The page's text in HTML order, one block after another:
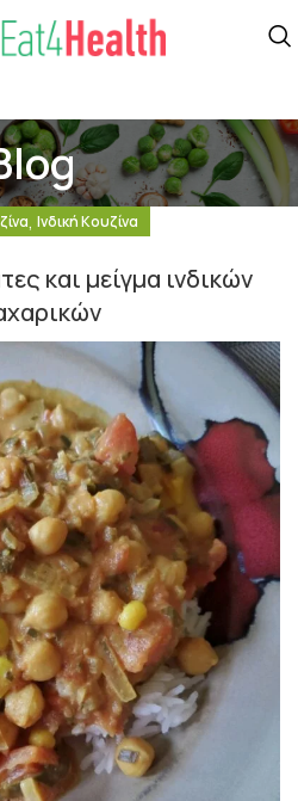
, Ινδική Κουζίνα
και μείγμα ινδικών